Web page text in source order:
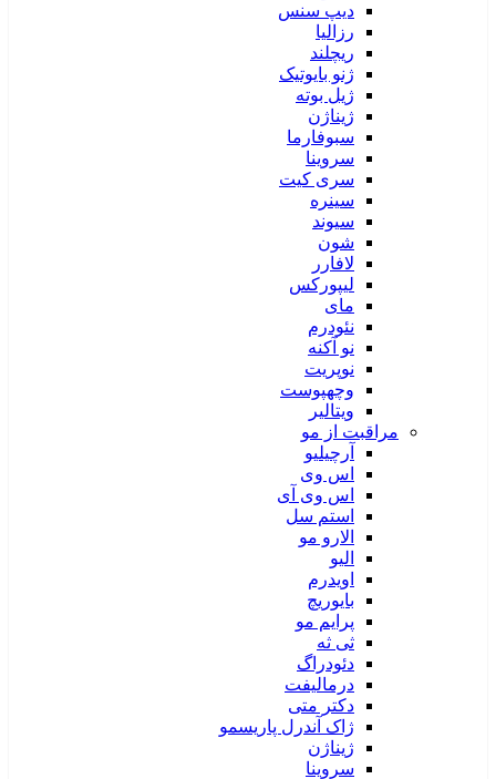
دیپ سنس
رزالیا
ریچلند
ژنو بایوتیک
ژیل بوته
ژیناژن
سبوفارما
سروینا
سری کیت
سینره
سیوند
شون
لافارر
لیپورکس
مای
نئودرم
نو آکنه
نوپریت
وچهپوست
ویتالیر
مراقبت از مو
آرچیلیو
اس وی
اس وی آی
استم سل
الارو مو
الیو
اویدرم
بایوریچ
پرایم مو
ثی ثه
دئودراگ
درمالیفت
دکتر متی
ژاک آندرل پاریسمو
ژیناژن
سروینا